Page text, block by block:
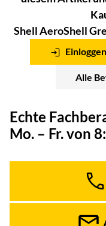
Shell AeroShell
Alle
Echte
Mo. – Fr. von